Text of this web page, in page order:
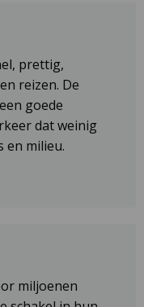
prettig,
reizen. De
goede
dat weinig
en milieu.
miljoenen